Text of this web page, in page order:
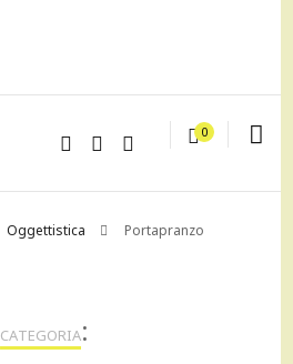
0
Oggettistica Portapranzo
CATEGORIA: